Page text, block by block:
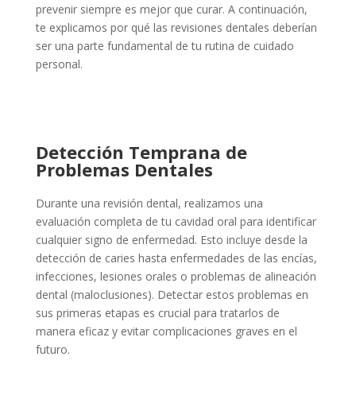
prevenir siempre es mejor que curar. A continuación,
te explicamos por qué las revisiones dentales deberían
ser una parte fundamental de tu rutina de cuidado
personal.
Detección Temprana de
Problemas Dentales
Durante una revisión dental, realizamos una
evaluación completa de tu cavidad oral para identificar
cualquier signo de enfermedad. Esto incluye desde la
detección de caries hasta enfermedades de las encías,
infecciones, lesiones orales o problemas de alineación
dental (maloclusiones). Detectar estos problemas en
sus primeras etapas es crucial para tratarlos de
manera eficaz y evitar complicaciones graves en el
futuro.